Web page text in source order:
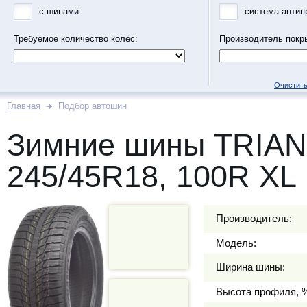
с шипами
Требуемое количество колёс:
система
Производитель
Главная Подбор автошин
Зимние шины
245/45R18, 100R XL
Производитель:
Модель:
Ширина шины:
Высота профиля,